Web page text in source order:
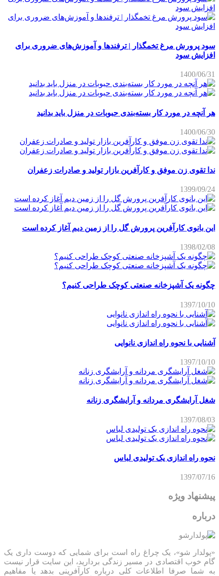
سود پرورش مرغ تخمگذار | ترفندها و آموزش‌های ضروری برای
افزایش سود
1400/06/31
هر آنچه در مورد کار بسته‌بندی حبوبات در منزل باید بدانید
1400/06/30
ندا تقوی زن موفق و کارآفرین بازار تولید و صادرات زعفران
1399/09/24
این بانوی کارآفرین پرورش گل را از زمین دیم آغاز کرده است
1398/02/08
چگونه یک آشپزخانه صنعتی کوچک طراحی کنیم؟
1397/10/10
آشنایی با نحوه راه اندازی نانوایی
1397/10/10
شغل آرایشگری مردانه و آرایشگری زنانه
1397/08/03
نحوه راه اندازی یک تولیدی لباس
1397/07/16
پیشنهاد ویژه
درباره
«پولدار شو»، یک چراغ راه است برای شمایی که دوست داری یک
گام خوب اقتصادی در مسیر زندگی بردارید، این سایت قرار نیست
به شما صرفا اطلاعات کلی درباره کارآفرینی بدهد یا مفاهیم